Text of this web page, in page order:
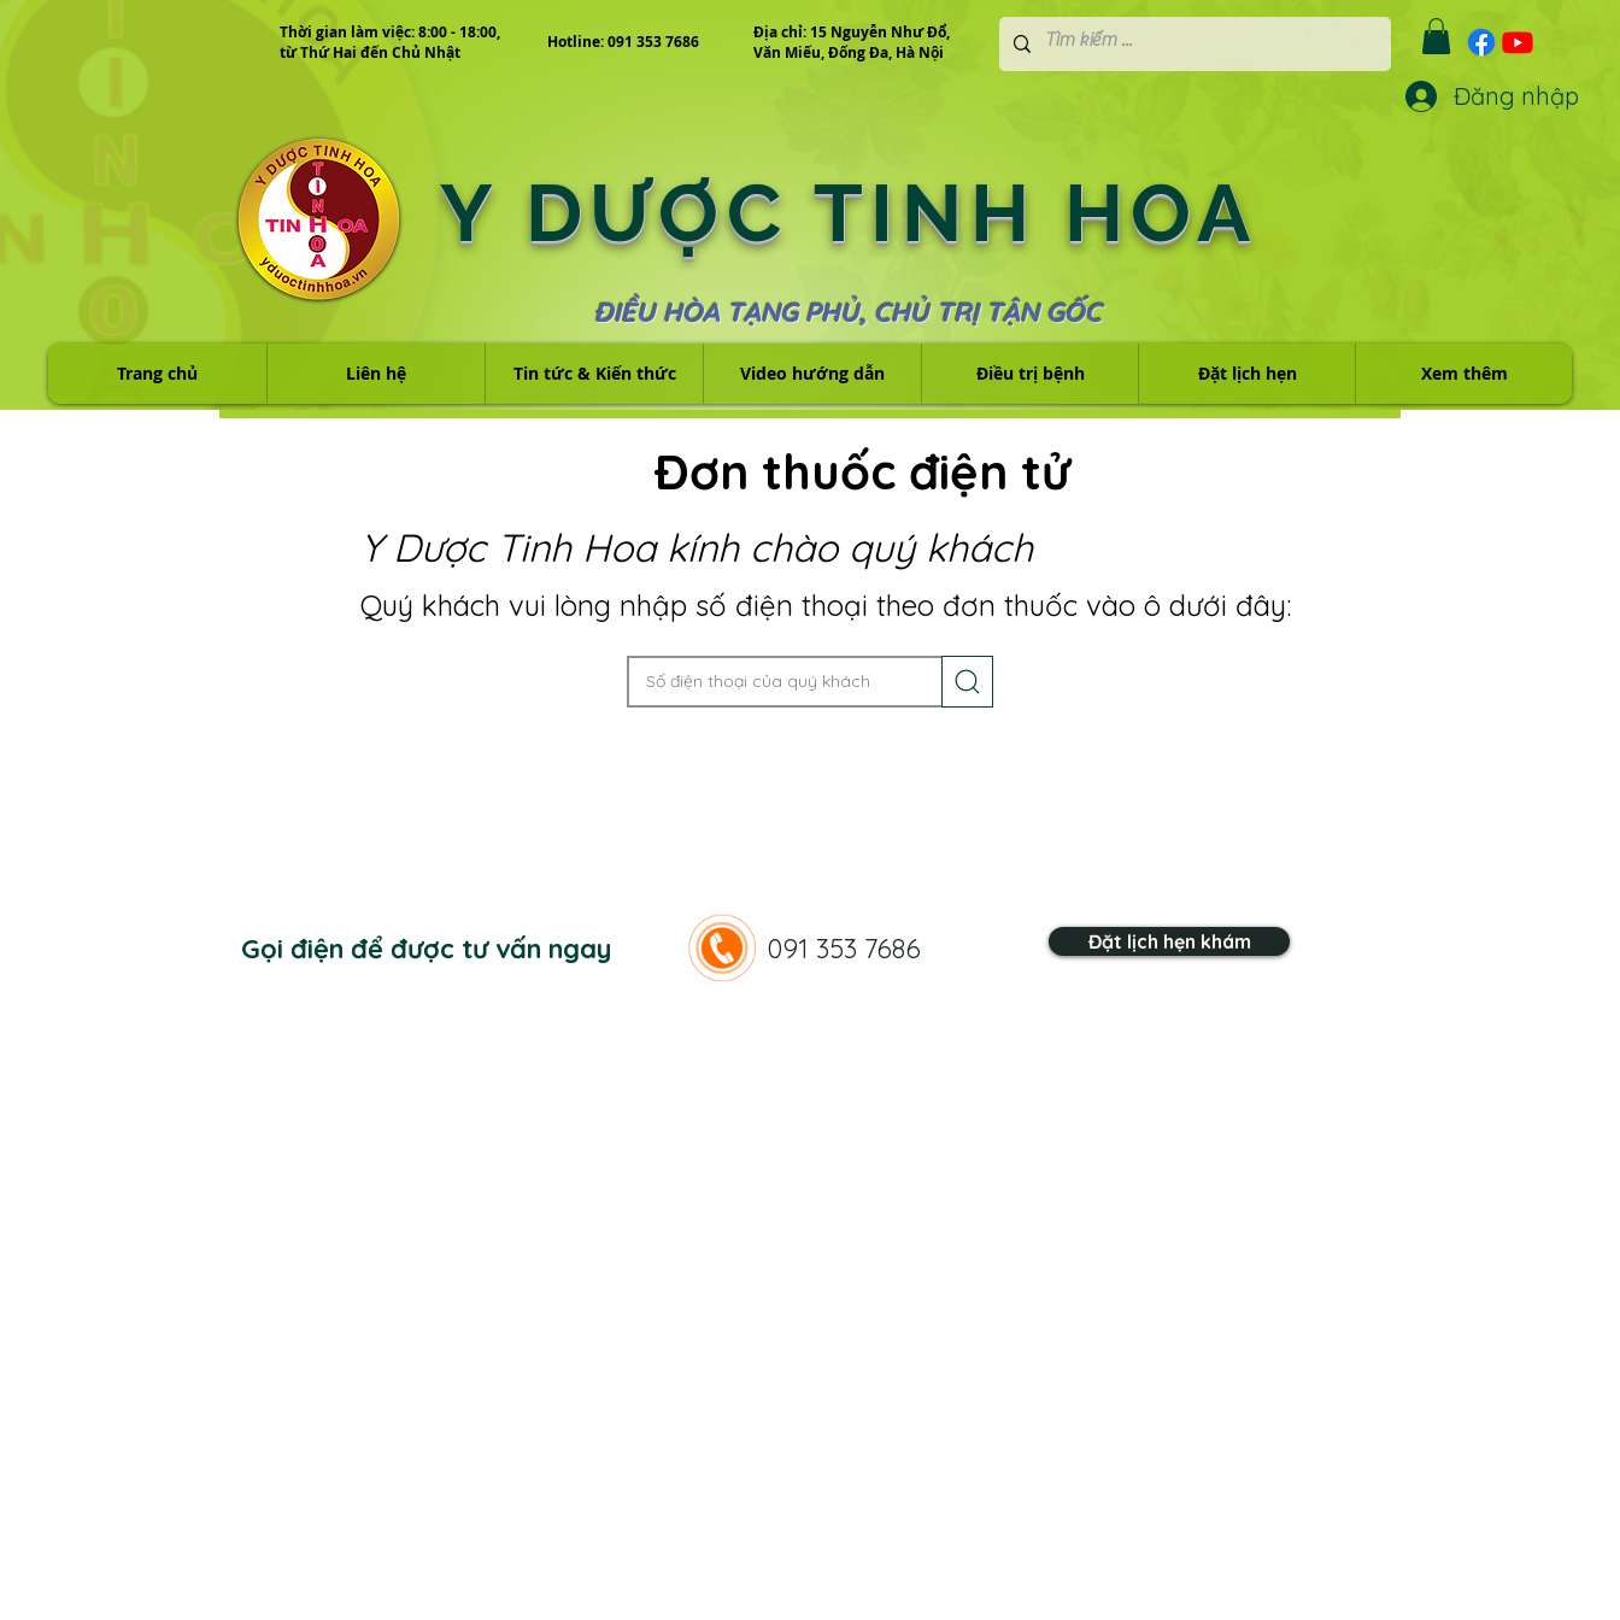
Đăng nhập
Thời gian làm việc: 8:00 - 18:00,
từ Thứ Hai đến Chủ Nhật
Hotline: 091 353 7686
Địa chỉ: 15 Nguyễn Như Đổ,
Văn Miếu, Đống Đa, Hà Nội
Y DƯỢC TINH HOA
ĐIỀU HÒA TẠNG PHỦ, CHỦ TRỊ TẬN GỐC
Trang chủ Liên hệ Tin tức & Kiến thức Video hướng dẫn Điều trị bệnh Đặt lịch hẹn Xem thêm
Đơn thuốc điện tử
Y Dược Tinh Hoa kính chào quý khách
Quý khách vui lòng nhập số điện thoại theo đơn thuốc vào ô dưới đây:
Gọi điện để được tư vấn ngay 091 353 7686 Đặt lịch hẹn khám